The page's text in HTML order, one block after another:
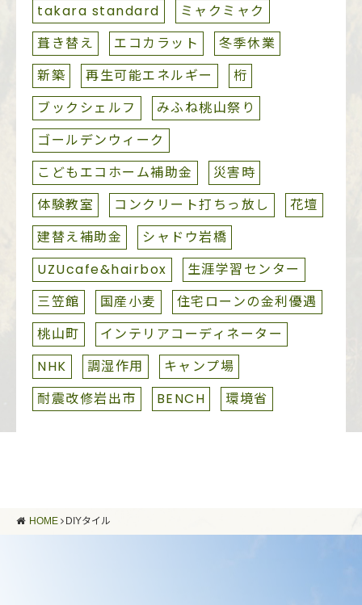
takara standard
ミャクミャク
葺き替え
エコカラット
冬季休業
新築
再生可能エネルギー
桁
ブックシェルフ
みふね桃山祭り
ゴールデンウィーク
こどもエコホーム補助金
災害時
体験教室
コンクリート打ちっ放し
花壇
建替え補助金
シャドウ岩橋
UZUcafe&hairbox
生涯学習センター
三笠館
国産小麦
住宅ローンの金利優遇
桃山町
インテリアコーディネーター
NHK
調湿作用
キャンプ場
耐震改修岩出市
BENCH 環境省
HOME DIYタイル